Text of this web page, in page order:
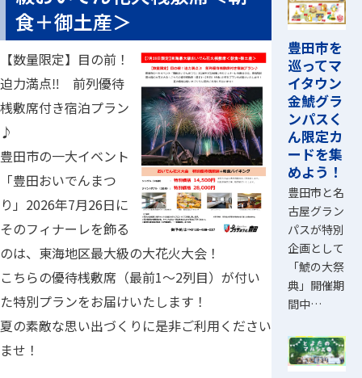
食＋御土産＞
【数量限定】目の前！
迫力満点‼ 前列優待
桟敷席付き宿泊プラン
♪
豊田市の一大イベント
「豊田おいでんまつ
り」2026年7月26日に
そのフィナーレを飾る
のは、東海地区最大級の大花火大会！
こちらの優待桟敷席（最前1～2列目）が付い
た特別プランをお届けいたします！
夏の素敵な思い出づくりに是非ご利用ください
ませ！
豊田市を
巡ってマ
イタウン
金鯱グラ
ンパスく
ん限定カ
ードを集
めよう！
豊田市と名
古屋グラン
パスが特別
企画として
「鯱の大祭
典」開催期
間中…